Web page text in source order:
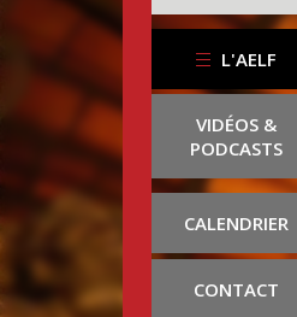
L'AELF
VIDÉOS &
PODCASTS
CALENDRIER
CONTACT